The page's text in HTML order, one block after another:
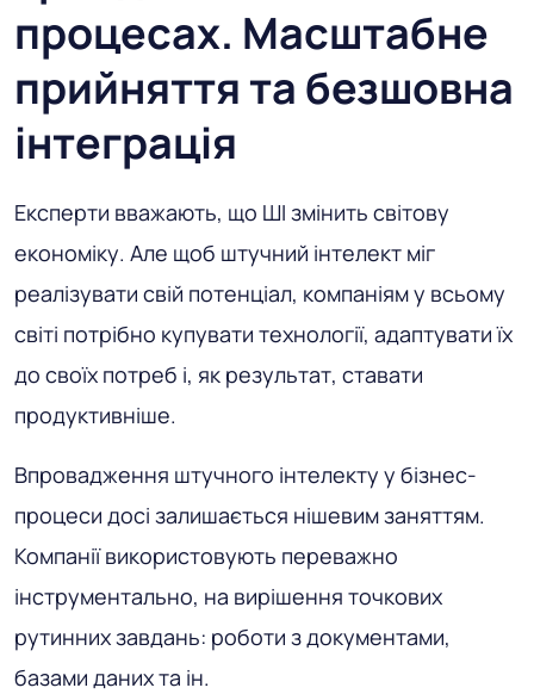
процесах. Масштабне
прийняття та безшовна
інтеграція
Експерти вважають, що ШІ змінить світову
економіку. Але щоб штучний інтелект міг
реалізувати свій потенціал, компаніям у всьому
світі потрібно купувати технології, адаптувати їх
до своїх потреб і, як результат, ставати
продуктивніше.
Впровадження штучного інтелекту у бізнес-
процеси досі залишається нішевим заняттям.
Компанії використовують переважно
інструментально, на вирішення точкових
рутинних завдань: роботи з документами,
базами даних та ін.